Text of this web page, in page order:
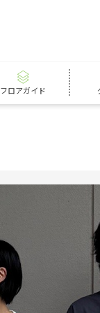
フロアガイド